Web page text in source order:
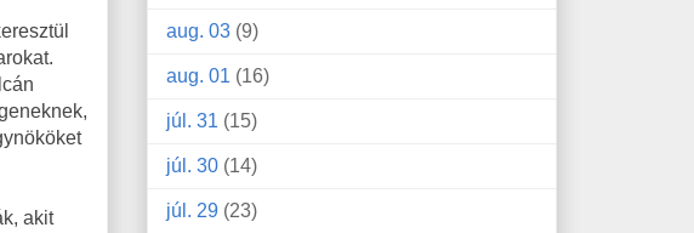
akit
aug. 03 (9)
aug. 01 (16)
júl. 31 (15)
júl. 30 (14)
júl. 29 (23)